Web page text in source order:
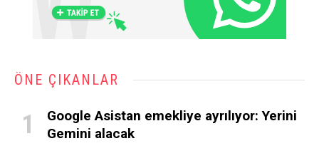
ÖNE ÇIKANLAR
Google Asistan emekliye ayrılıyor: Yerini
Gemini alacak